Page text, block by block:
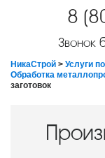
8
Звонок
НикаСтрой > Услуги
Обработка
заготовок